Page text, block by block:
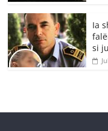
Ia
si